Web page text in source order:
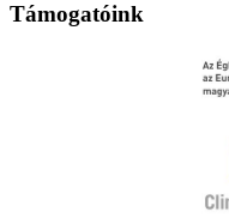
Támogatóink